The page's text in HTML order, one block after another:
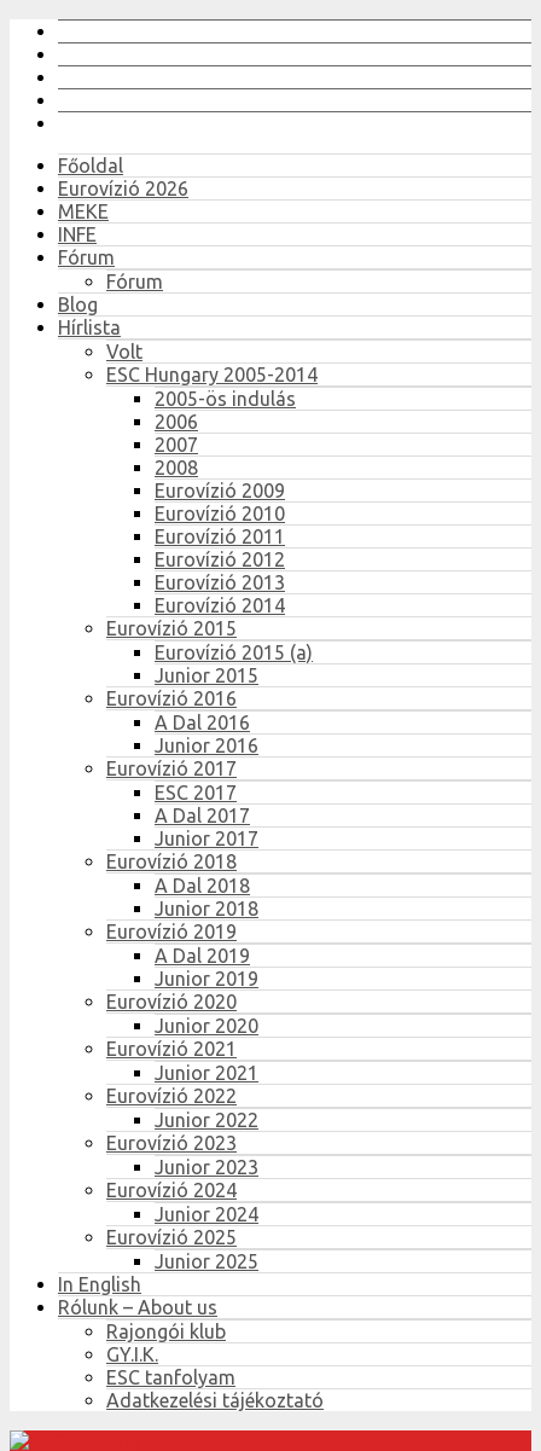
Főoldal
Eurovízió 2026
MEKE
INFE
Fórum
Fórum
Blog
Hírlista
Volt
ESC Hungary 2005-2014
2005-ös indulás
2006
2007
2008
Eurovízió 2009
Eurovízió 2010
Eurovízió 2011
Eurovízió 2012
Eurovízió 2013
Eurovízió 2014
Eurovízió 2015
Eurovízió 2015 (a)
Junior 2015
Eurovízió 2016
A Dal 2016
Junior 2016
Eurovízió 2017
ESC 2017
A Dal 2017
Junior 2017
Eurovízió 2018
A Dal 2018
Junior 2018
Eurovízió 2019
A Dal 2019
Junior 2019
Eurovízió 2020
Junior 2020
Eurovízió 2021
Junior 2021
Eurovízió 2022
Junior 2022
Eurovízió 2023
Junior 2023
Eurovízió 2024
Junior 2024
Eurovízió 2025
Junior 2025
In English
Rólunk – About us
Rajongói klub
GY.I.K.
ESC tanfolyam
Adatkezelési tájékoztató